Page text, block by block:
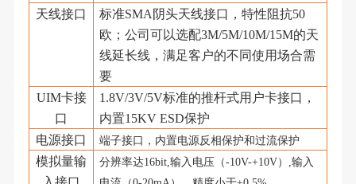
天线接口
标准SMA阴头天线接口，特性阻抗50
欧；公司可以选配3M/5M/10M/15M的天
线延长线，满足客户的不同使用场合需
要
UIM卡接
口
1.8V/3V/5V标准的推杆式用户卡接口，
内置15KV ESD保护
电源接口
端子接口，内置电源反相保护和过流保护
模拟量输
分辨率达16bit, 输入电压（-10V-+10V）
输入